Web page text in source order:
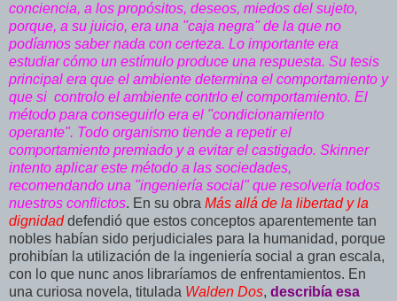
conciencia, a los propósitos, deseos, miedos del sujeto,
porque, a su juicio, era una "caja negra" de la que no
podíamos saber nada con certeza. Lo importante era
estudiar cómo un estímulo produce una respuesta. Su tesis
principal era que el ambiente determina el comportamiento y
que si controlo el ambiente contrlo el comportamiento. El
método para conseguirlo era el "condicionamiento
operante". Todo organismo tiende a repetir el
comportamiento premiado y a evitar el castigado. Skinner
intento aplicar este método a las sociedades,
recomendando una "ingeniería social" que resolvería todos
nuestros conflictos. En su obra Más allá de la libertad y la
dignidaddefendió que estos conceptos aparentemente tan
nobles habían sido perjudiciales para la humanidad, porque
prohibían la utilización de la ingeniería social a gran escala,
con lo que nunc anos libraríamos de enfrentamientos. En
una curiosa novela, titulada Walden Dos, describía esa